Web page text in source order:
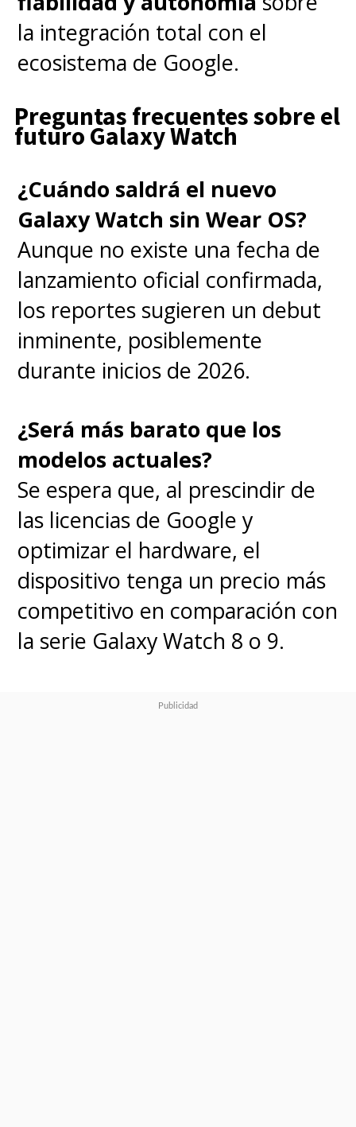
la integración total con el
ecosistema de Google.
Preguntas frecuentes sobre el
futuro Galaxy Watch
¿Cuándo saldrá el nuevo
Galaxy Watch sin Wear OS?
Aunque no existe una fecha de
lanzamiento oficial confirmada,
los reportes sugieren un debut
inminente, posiblemente
durante inicios de 2026.
¿Será más barato que los
modelos actuales?
Se espera que, al prescindir de
las licencias de Google y
optimizar el hardware, el
dispositivo tenga un precio más
competitivo en comparación con
la serie Galaxy Watch 8 o 9.